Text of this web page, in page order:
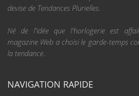
devise de Tendances Plurielles.
Né de l'idée que l'horlogerie est
magazine Web a choisi le garde-temps
la tendance.
NAVIGATION RAPIDE